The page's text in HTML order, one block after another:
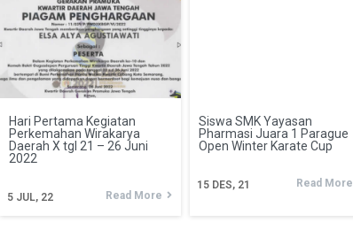
Hari Pertama Kegiatan
Perkemahan Wirakarya
Daerah X tgl 21 – 26 Juni
2022
5 JUL, 22 Read More
Siswa SMK Yayasan
Pharmasi Juara 1 Parague
Open Winter Karate Cup
15 DES, 21 Read More